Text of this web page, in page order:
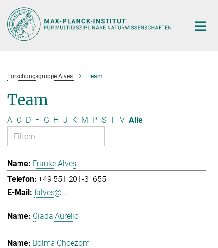
Hauptinhalt
Forschungsgruppe Alves Team
Team
A C D F G H J K M P S T V Alle
Frauke Alves
+49 551 201-31655
falves@...
Giada Aurelio
Dolma Choezom